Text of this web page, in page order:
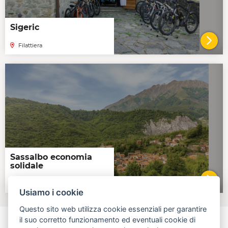
Sigeric
Filattiera VAI
Sassalbo economia
solidale
Usiamo i cookie
Questo sito web utilizza cookie essenziali per garantire
il suo corretto funzionamento ed eventuali cookie di